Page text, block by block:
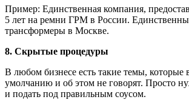
Пример: Единственная компания,
5 лет на ремни ГРМ в России.
трансформеры в Москве.
8. Скрытые процедуры
В любом бизнесе есть такие темы, которые
умолчанию и об этом не говорят. Просто
и подать под правильным соусом.